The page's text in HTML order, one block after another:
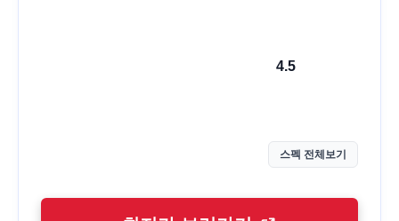
4.5
스펙 전체보기